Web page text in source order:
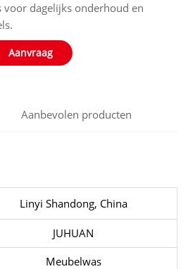
dagelijks onderhoud en
Aanvraag
Aanbevolen producten
Linyi Shandong, China
JUHUAN
Meubelwas